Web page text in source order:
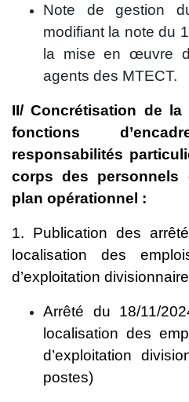
Note de gestion
modifiant la note du
la mise en œuvre
agents des MTECT.
II/ Concrétisation de la
fonctions
responsabilités
corps des personnels
plan opérationnel :
1. Publication des
localisation des
d’exploitation
Arrêté du 18/11/
localisation des
d’exploitation
postes)